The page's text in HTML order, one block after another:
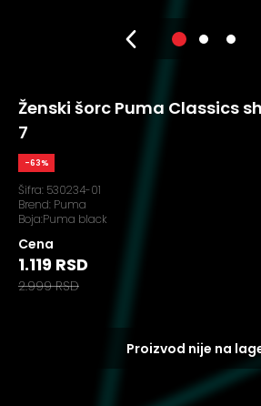
Ženski šorc Puma Classics
7
-63%
Šifra: 530234-01
Brend: Puma
Boja:Puma black
Cena
1.119 RSD
2.999 RSD
Proizvod nije na